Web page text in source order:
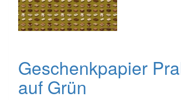
Geschenkpapier
auf Grün